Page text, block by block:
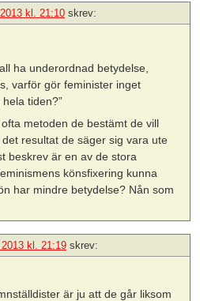
kl. 21:10 skrev:
ha underordnad betydelse,
varför gör feminister inget
tiden?”
metoden de bestämt de vill
resultat de säger sig vara ute
beskrev är en av de stora
könsfixering kunna
har mindre betydelse? Nån som
kl. 21:19 skrev:
är ju att de går liksom